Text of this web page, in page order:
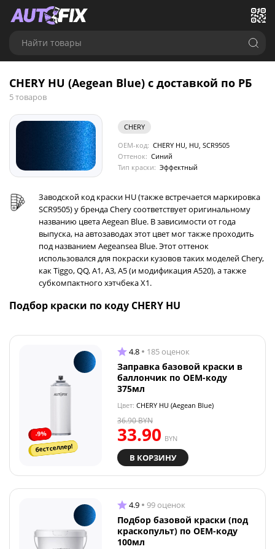
Найти товары
CHERY HU (Aegean Blue) с доставкой по РБ
5 товаров
CHERY
OEM-код: CHERY HU, HU, SCR9505
Оттенок: Синий
Тип краски: Эффектный
Заводской код краски HU (также встречается маркировка
SCR9505) у бренда Chery соответствует оригинальному
названию цвета Aegean Blue. В зависимости от года
выпуска, на автозаводах этот цвет мог также проходить
под названием Aegeansea Blue. Этот оттенок
использовался для покраски кузовов таких моделей Chery,
как Tiggo, QQ, A1, A3, A5 (и модификация A520), а также
субкомпактного хэтчбека X1.
Подбор краски по коду CHERY HU
-9%
бестселлер!
4.8 185 оценок
Заправка базовой краски в
баллончик по OEM-коду
375мл
Цвет: CHERY HU (Aegean Blue)
33.90 BYN
36.90BYN
В КОРЗИНУ
4.9 99 оценок
Подбор базовой краски (под
краскопульт) по OEM-коду
100мл